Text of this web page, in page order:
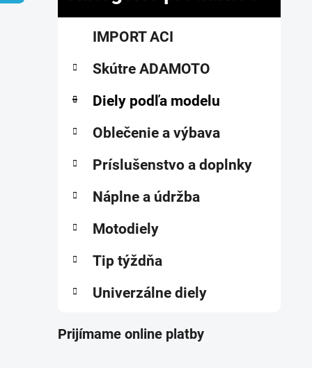
č
kategórieIMPORT ACI
Skútre ADAMOTO
Diely podľa modelu
Oblečenie a výbava
Príslušenstvo a doplnky
Náplne a údržba
Motodiely
Tip týždňa
Univerzálne diely
Prijímame online platby